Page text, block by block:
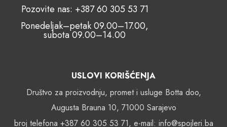
USLOVI KORIŠĆENJA
Društvo za proizvodnju, promet i usluge Botta doo,
Augusta Brauna 10, 71000 Sarajevo
broj telefona +387 60 305 53 71, e-mail: info@spojleri.ba
Pozovite nas: +387 60 305 53 71
Ponedeljak–petak 09.00–17.00,
subota 09.00–14.00